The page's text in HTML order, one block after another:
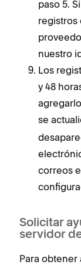
paso 5.
registros
nuestro
Los
y 48
se
correos
Solicitar
servidor
Para obtener